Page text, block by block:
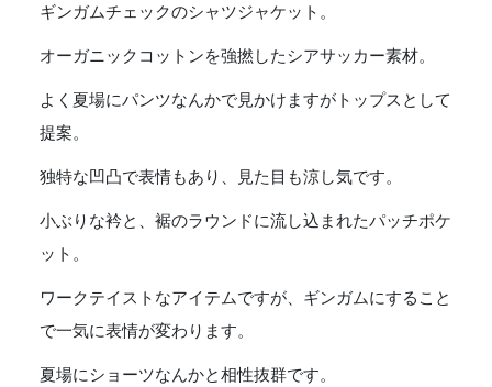
GINGHAM
[VTD-
SH]
ギンガムチェックのシャツジャケット。
オーガニックコットンを強撚したシアサッカー素材。
よく夏場にパンツなんかで見かけますがトップスとして
提案。
独特な凹凸で表情もあり、見た目も涼し気です。
小ぶりな衿と、裾のラウンドに流し込まれたパッチポケ
ット。
ワークテイストなアイテムですが、ギンガムにすること
で一気に表情が変わります。
夏場にショーツなんかと相性抜群です。